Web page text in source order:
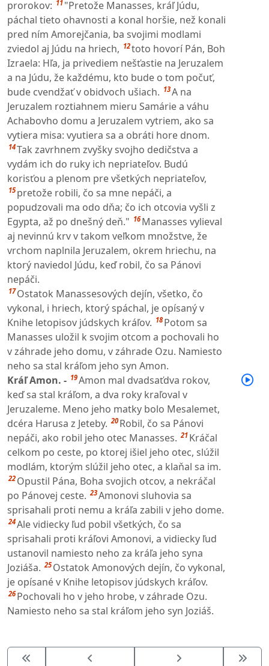
prorokov: 11 "Pretože Manasses, kráľ Júdu,
páchal tieto ohavnosti a konal horšie, než konali
pred ním Amorejčania, ba svojimi modlami
zviedol aj Júdu na hriech, 12toto hovorí Pán, Boh
Izraela: Hľa, ja privediem nešťastie na Jeruzalem
a na Júdu, že každému, kto bude o tom počuť,
bude cvendžať v obidvoch ušiach. 13A na
Jeruzalem roztiahnem mieru Samárie a váhu
Achabovho domu a Jeruzalem vytriem, ako sa
vytiera misa: vyutiera sa a obráti hore dnom.
14Tak zavrhnem zvyšky svojho dedičstva a
vydám ich do ruky ich nepriateľov. Budú
korisťou a plenom pre všetkých nepriateľov,
15 pretože robili, čo sa mne nepáči, a
popudzovali ma odo dňa; čo ich otcovia vyšli z
Egypta, až po dnešný deň." 16 Manasses vylieval
aj nevinnú krv v takom veľkom množstve, že
vrchom naplnila Jeruzalem, okrem hriechu, na
ktorý naviedol Júdu, keď robil, čo sa Pánovi
nepáči.
17 Ostatok Manassesových dejín, všetko, čo
vykonal, i hriech, ktorý spáchal, je opísaný v
Knihe letopisov júdskych kráľov. 18 Potom sa
Manasses uložil k svojim otcom a pochovali ho
v záhrade jeho domu, v záhrade Ozu. Namiesto
neho sa stal kráľom jeho syn Amon.
Kráľ Amon. - 19Amon mal dvadsaťdva rokov,
keď sa stal kráľom, a dva roky kraľoval v
Jeruzaleme. Meno jeho matky bolo Mesalemet,
dcéra Harusa z Jeteby. 20 Robil, čo sa Pánovi
nepáči, ako robil jeho otec Manasses. 21 Kráčal
celkom po ceste, po ktorej išiel jeho otec, slúžil
modlám, ktorým slúžil jeho otec, a klaňal sa im.
22 Opustil Pána, Boha svojich otcov, a nekráčal
po Pánovej ceste. 23Amonovi sluhovia sa
sprisahali proti nemu a kráľa zabili v jeho dome.
24Ale vidiecky ľud pobil všetkých, čo sa
sprisahali proti kráľovi Amonovi, a vidiecky ľud
ustanovil namiesto neho za kráľa jeho syna
Joziáša. 25 Ostatok Amonových dejín, čo vykonal,
je opísané v Knihe letopisov júdskych kráľov.
26 Pochovali ho v jeho hrobe, v záhrade Ozu.
Namiesto neho sa stal kráľom jeho syn Joziáš.